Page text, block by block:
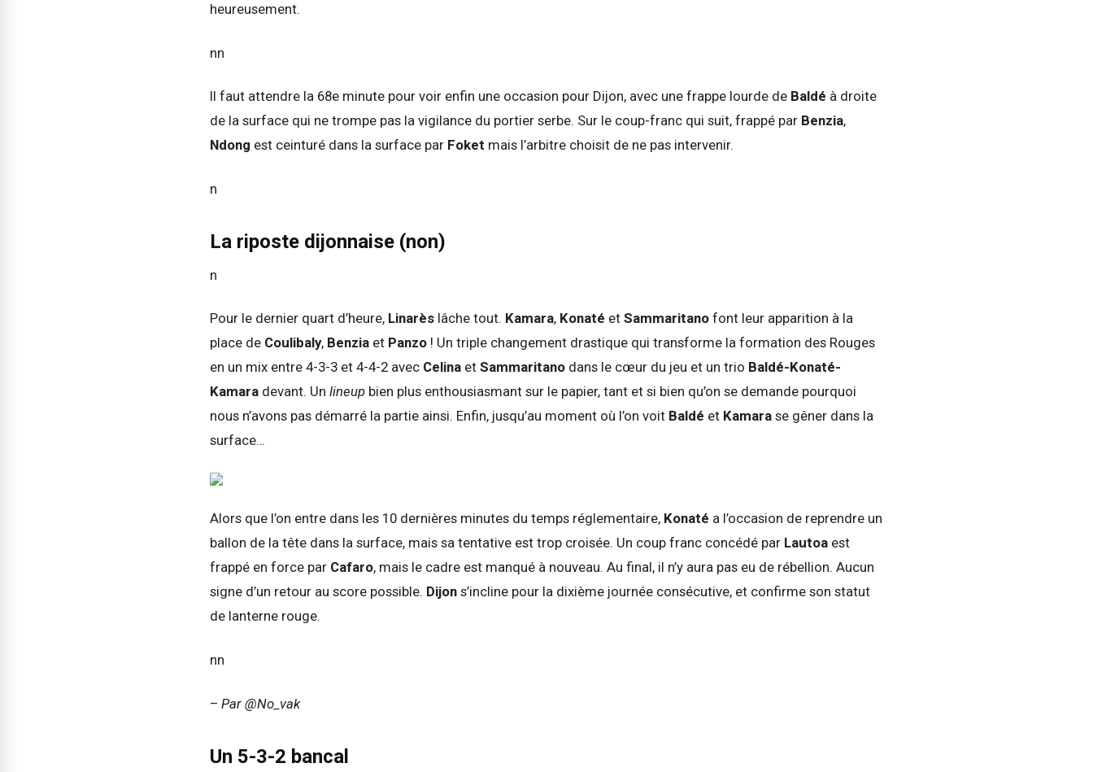
heureusement.
nn
Il faut attendre la 68e minute pour voir enfin une occasion pour Dijon, avec une frappe lourde de Baldé à droite
de la surface qui ne trompe pas la vigilance du portier serbe. Sur le coup-franc qui suit, frappé par Benzia,
Ndong est ceinturé dans la surface par Foket mais l’arbitre choisit de ne pas intervenir.
n
La riposte dijonnaise (non)
n
Pour le dernier quart d’heure, Linarès lâche tout. Kamara, Konaté et Sammaritano font leur apparition à la
place de Coulibaly, Benzia et Panzo ! Un triple changement drastique qui transforme la formation des Rouges
en un mix entre 4-3-3 et 4-4-2 avec Celina et Sammaritano dans le cœur du jeu et un trio Baldé-Konaté-
Kamara devant. Un lineup bien plus enthousiasmant sur le papier, tant et si bien qu’on se demande pourquoi
nous n’avons pas démarré la partie ainsi. Enfin, jusqu’au moment où l’on voit Baldé et Kamara se gêner dans la
surface…
Alors que l’on entre dans les 10 dernières minutes du temps réglementaire, Konaté a l’occasion de reprendre un
ballon de la tête dans la surface, mais sa tentative est trop croisée. Un coup franc concédé par Lautoa est
frappé en force par Cafaro, mais le cadre est manqué à nouveau. Au final, il n’y aura pas eu de rébellion. Aucun
signe d’un retour au score possible. Dijon s’incline pour la dixième journée consécutive, et confirme son statut
de lanterne rouge.
nn
– Par @No_vak
Un 5-3-2 bancal